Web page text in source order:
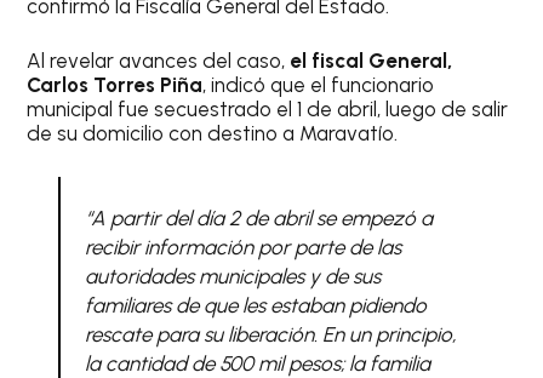
confirmó la Fiscalía General del Estado.
Al revelar avances del caso, el fiscal General,
Carlos Torres Piña, indicó que el funcionario
municipal fue secuestrado el 1 de abril, luego de salir
de su domicilio con destino a Maravatío.
“A partir del día 2 de abril se empezó a
recibir información por parte de las
autoridades municipales y de sus
familiares de que les estaban pidiendo
rescate para su liberación. En un principio,
la cantidad de 500 mil pesos; la familia